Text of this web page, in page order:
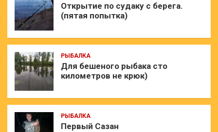
Открытие по судаку с берега.
(пятая попытка)
РЫБАЛКА
Для бешеного рыбака сто
километров не крюк)
РЫБАЛКА
Первый Сазан